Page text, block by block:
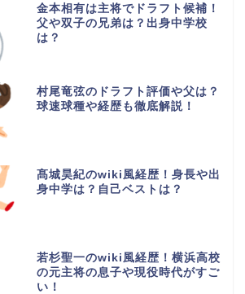
金本相有は主将でドラフト候補！
父や双子の兄弟は？出身中学校
は？
村尾竜弦のドラフト評価や父は？
球速球種や経歴も徹底解説！
髙城昊紀のwiki風経歴！身長や出
身中学は？自己ベストは？
若杉聖一のwiki風経歴！横浜高校
の元主将の息子や現役時代がすご
い！